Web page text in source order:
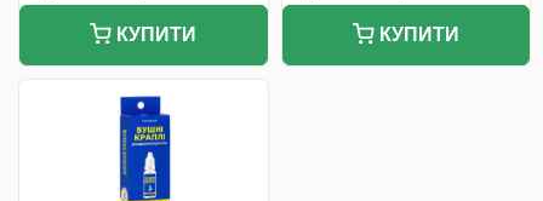
КУПИТИ КУПИТИ